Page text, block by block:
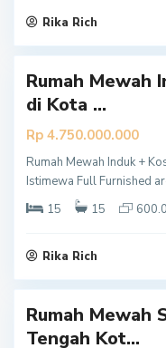
Rika Rich
r
t
a
Rumah Mewah
di Kota ...
Rp 4.750.000.000
Rumah Mewah Induk +
Istimewa Full Furnished
15
15
Rika Rich
Y
o
y
a
r
t
a
Rumah Mewah
Tengah Kot...